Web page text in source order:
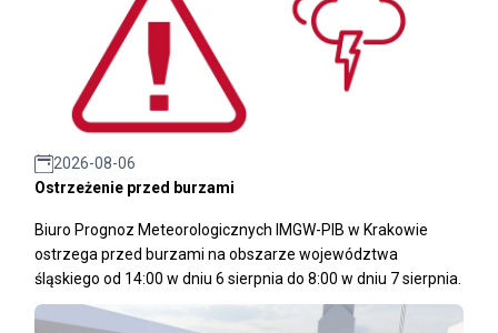
2026-08-06
Ostrzeżenie przed burzami
Biuro Prognoz Meteorologicznych IMGW-PIB w Krakowie
ostrzega przed burzami na obszarze województwa
śląskiego od 14:00 w dniu 6 sierpnia do 8:00 w dniu 7 sierpnia.